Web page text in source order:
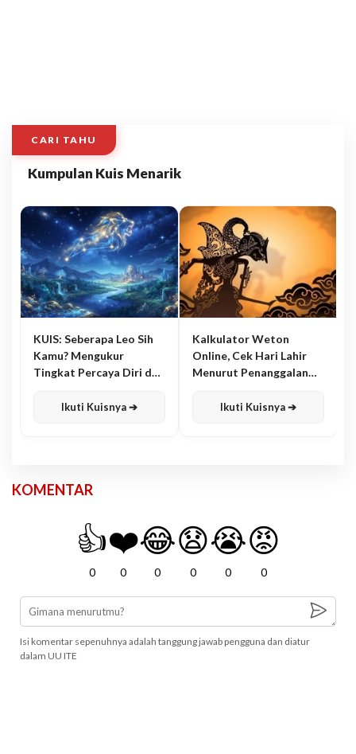
CARI TAHU
Kumpulan Kuis Menarik
KUIS: Seberapa Leo Sih
Kamu? Mengukur
Tingkat Percaya Diri dan
Ikuti Kuisnya ➔
Kalkulator Weton
Online, Cek Hari Lahir
Menurut Penanggalan
Ikuti Kuisnya ➔
KOMENTAR
👍
0
❤️
0
😂
0
😧
0
😭
0
😡
0
Isi komentar sepenuhnya adalah tanggung jawab pengguna dan diatur
dalam UU ITE